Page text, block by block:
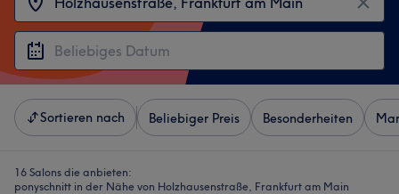
Sortieren nach Beliebiger Preis Besonderheiten
16 Salons die anbieten:
ponyschnitt in der Nähe von Holzhausenstraße, Frankfurt am Main